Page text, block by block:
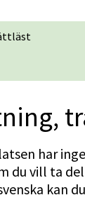
har
du vill ta
kan